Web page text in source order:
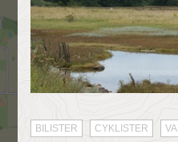
BILISTER CYKLISTER